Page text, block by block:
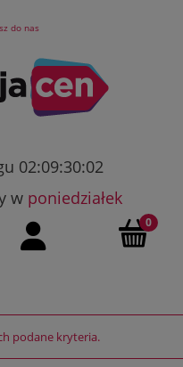
do nas
02:09:30:02
w poniedziałek
podane kryteria.